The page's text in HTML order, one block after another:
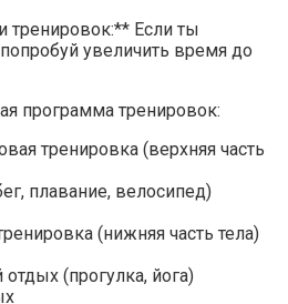
тренировок:** Если ты
увеличить время до
программа тренировок:
тренировка (верхняя часть
плавание, велосипед)
(нижняя часть тела)
(прогулка, йога)